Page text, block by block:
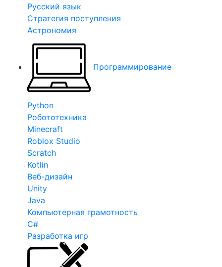
Русский язык
Стратегия поступления
Астрономия
Программирование
Python
Робототехника
Minecraft
Roblox Studio
Scratch
Kotlin
Веб-дизайн
Unity
Java
Компьютерная грамотность
C#
Разработка игр